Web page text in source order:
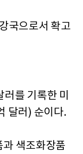
국으로서 확고
를 기록한 미
달러) 순이다.
색조화장품